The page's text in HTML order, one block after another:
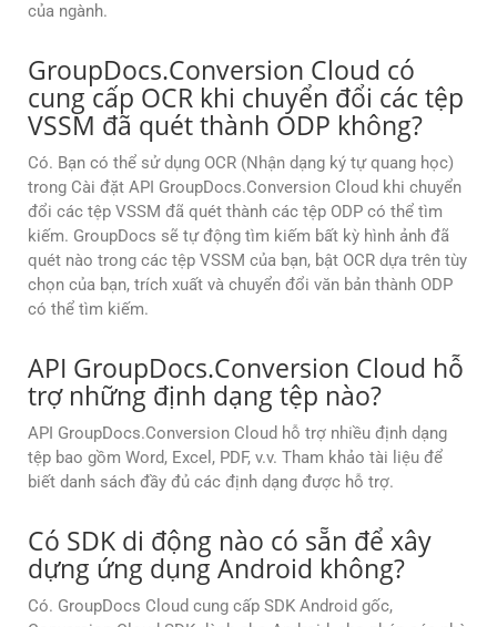
của ngành.
GroupDocs.Conversion Cloud có
cung cấp OCR khi chuyển đổi các tệp
VSSM đã quét thành ODP không?
Có. Bạn có thể sử dụng OCR (Nhận dạng ký tự quang học)
trong Cài đặt API GroupDocs.Conversion Cloud khi chuyển
đổi các tệp VSSM đã quét thành các tệp ODP có thể tìm
kiếm. GroupDocs sẽ tự động tìm kiếm bất kỳ hình ảnh đã
quét nào trong các tệp VSSM của bạn, bật OCR dựa trên tùy
chọn của bạn, trích xuất và chuyển đổi văn bản thành ODP
có thể tìm kiếm.
API GroupDocs.Conversion Cloud hỗ
trợ những định dạng tệp nào?
API GroupDocs.Conversion Cloud hỗ trợ nhiều định dạng
tệp bao gồm Word, Excel, PDF, v.v. Tham khảo tài liệu để
biết danh sách đầy đủ các định dạng được hỗ trợ.
Có SDK di động nào có sẵn để xây
dựng ứng dụng Android không?
Có. GroupDocs Cloud cung cấp SDK Android gốc,